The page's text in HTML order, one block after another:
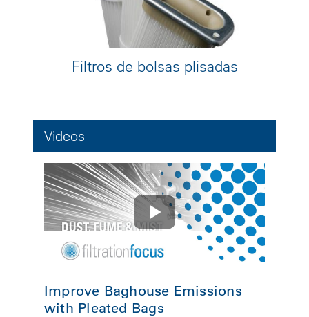
Filtros de bolsas plisadas
Videos
Improve Baghouse Emissions
with Pleated Bags